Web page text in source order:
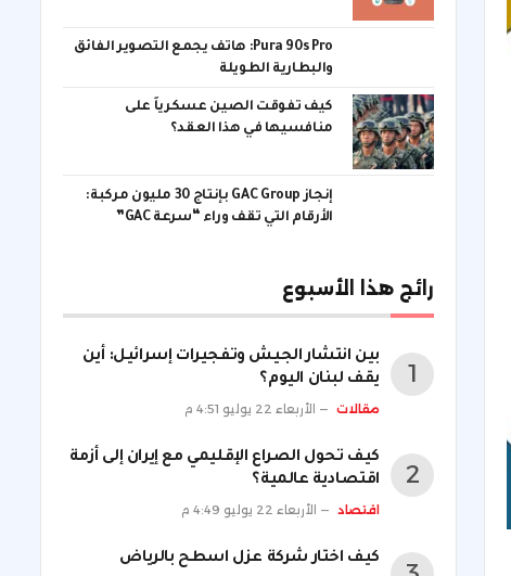
Pura 90s Pro: هاتف يجمع التصوير الفائق
والبطارية الطويلة
كيف تفوقت الصين عسكرياً على
منافسيها في هذا العقد؟
إنجاز GAC Group بإنتاج 30 مليون مركبة:
الأرقام التي تقف وراء “سرعة GAC”
رائج هذا الأسبوع
بين انتشار الجيش وتفجيرات إسرائيل: أين
يقف لبنان اليوم؟
مقالات الأربعاء 22 يوليو 4:51 م
كيف تحول الصراع الإقليمي مع إيران إلى أزمة
اقتصادية عالمية؟
اقتصاد الأربعاء 22 يوليو 4:49 م
كيف اختار شركة عزل اسطح بالرياض